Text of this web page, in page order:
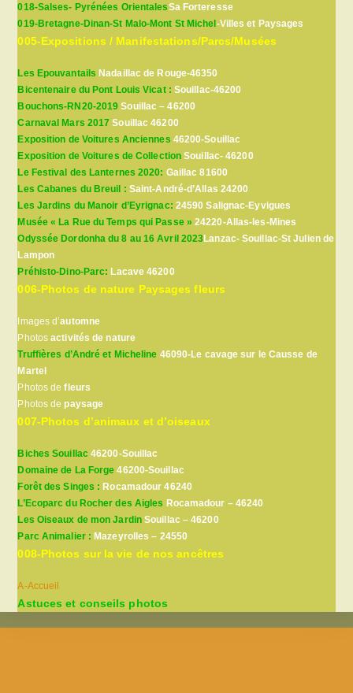
018-Salses- Pyrénées OrientalesSa Forteresse
019-Bretagne-Dinan-St Malo-Mont St Michel -Villes et Paysages
005-Expositions / Manifestations/Parcs/Musées
Les Epouvantails Nadaillac de Rouge-46350
Bicentenaire du Pont Louis Vicat : Souillac-46200
Bouchons-RN20-2019Souillac – 46200
Carnaval Mars 2017 Souillac 46200
Exposition de Voitures Anciennes 46200-Souillac
Exposition de Voitures de Collection Souillac- 46200
Le Festival des Lanternes 2020: Gaillac 81600
Les Cabanes du Breuil : Saint-André-d’Allas 24200
Les Jardins du Manoir d’Eyrignac: 24590 Salignac-Eyvigues
Musée « La Rue du Temps qui Passe » 24220-Allas-les-Mines
Odyssée Dordonha du 8 au 16 Avril 2023Lanzac- Souillac-St Julien de
Lampon
Préhisto-Dino-Parc: Lacave 46200
006-Photos de nature Paysages fleurs
Images d’automne
Photosactivités de nature
Truffières d’André et Micheline 46090-Le cavage sur le Causse de
Martel
Photos defleurs
Photos depaysage
007-Photos d’animaux et d’oiseaux
Biches Souillac46200-Souillac
Domaine de La Forge 46200-Souillac
Forêt des Singes : Rocamadour 46240
L’Ecoparc du Rocher des Aigles Rocamadour – 46240
Les Oiseaux de mon JardinSouillac – 46200
Parc Animalier : Mazeyrolles – 24550
008-Photos sur la vie de nos ancêtres
A-Accueil
Astuces et conseils photos